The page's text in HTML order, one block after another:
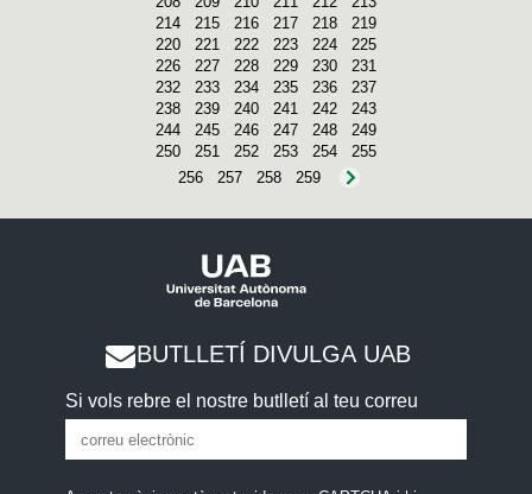
214
215 216 217 218
219
220
221 222 223 224
225
226
227 228 229 230
231
232
233 234 235 236
237
238
239 240 241 242
243
244
245 246 247 248
249
250
251 252 253 254
255
256
257 258 259
BUTLLETÍ DIVULGA UAB
Si vols rebre el nostre butlletí al teu correu